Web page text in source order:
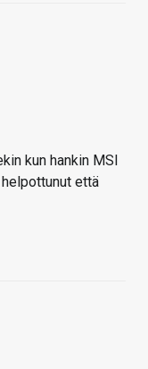
kun hankin MSI
että